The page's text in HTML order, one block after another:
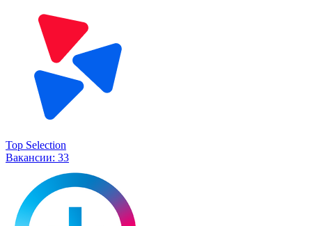
Top Selection
Вакансии: 33